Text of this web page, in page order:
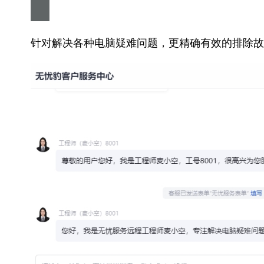
针对解决各种电脑疑难问题，更精确有效的排除